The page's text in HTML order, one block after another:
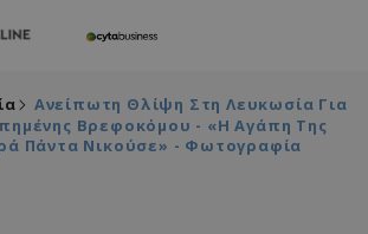
Ανείπωτη Θλίψη Στη Λευκωσία Για
Βρεφοκόμου - «Η Αγάπη Της
Πάντα Νικούσε» - Φωτογραφία